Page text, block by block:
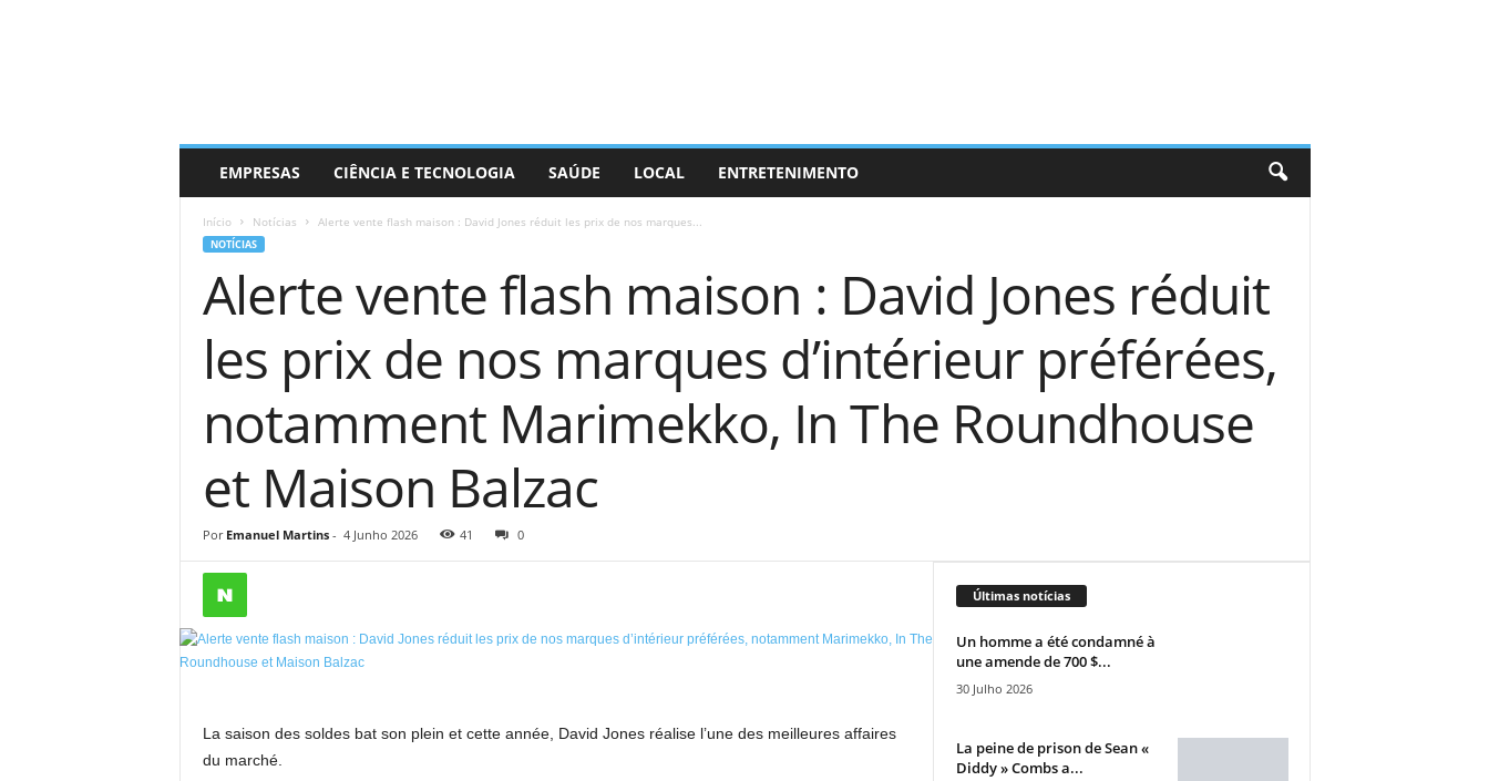
EMPRESAS CIÊNCIA E TECNOLOGIA SAÚDE LOCAL ENTRETENIMENTO
Início Notícias Alerte vente flash maison : David Jones réduit les prix de nos marques...
NOTÍCIAS
Alerte vente flash maison : David Jones réduit
les prix de nos marques d’intérieur préférées,
notamment Marimekko, In The Roundhouse
et Maison Balzac
Por Emanuel Martins- 4 Junho 2026 41 0
La saison des soldes bat son plein et cette année, David Jones réalise l’une des meilleures affaires
du marché.
Últimas notícias
Un homme a été condamné à
une amende de 700 $...
30 Julho 2026
La peine de prison de Sean «
Diddy » Combs a...